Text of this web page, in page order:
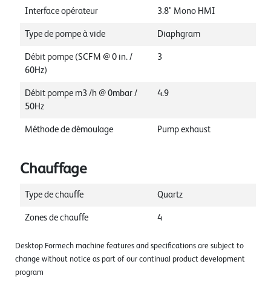
Interface opérateur 3.8" Mono HMI
Type de pompe à vide Diaphgram
Débit pompe (SCFM @ 0 in. /
60Hz)
3
Débit pompe m3 /h @ 0mbar /
50Hz
4.9
Méthode de démoulage Pump exhaust
Chauffage
Type de chauffe Quartz
Zones de chauffe 4
Desktop Formech machine features and specifications are subject to
change without notice as part of our continual product development
program